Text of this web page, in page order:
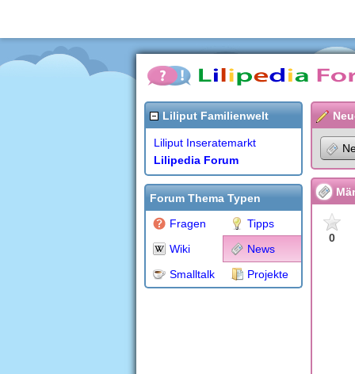
Liliput Familienwelt
Liliput Inseratemarkt
Lilipedia Forum
Forum Thema Typen
Fragen
Tipps
Wiki
News
Smalltalk
Projekte
0